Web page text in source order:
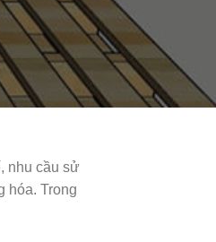
nhu cầu sử
hóa. Trong